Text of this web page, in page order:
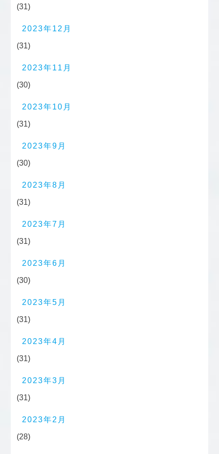
(31)
2023年12月
(31)
2023年11月
(30)
2023年10月
(31)
2023年9月
(30)
2023年8月
(31)
2023年7月
(31)
2023年6月
(30)
2023年5月
(31)
2023年4月
(31)
2023年3月
(31)
2023年2月
(28)